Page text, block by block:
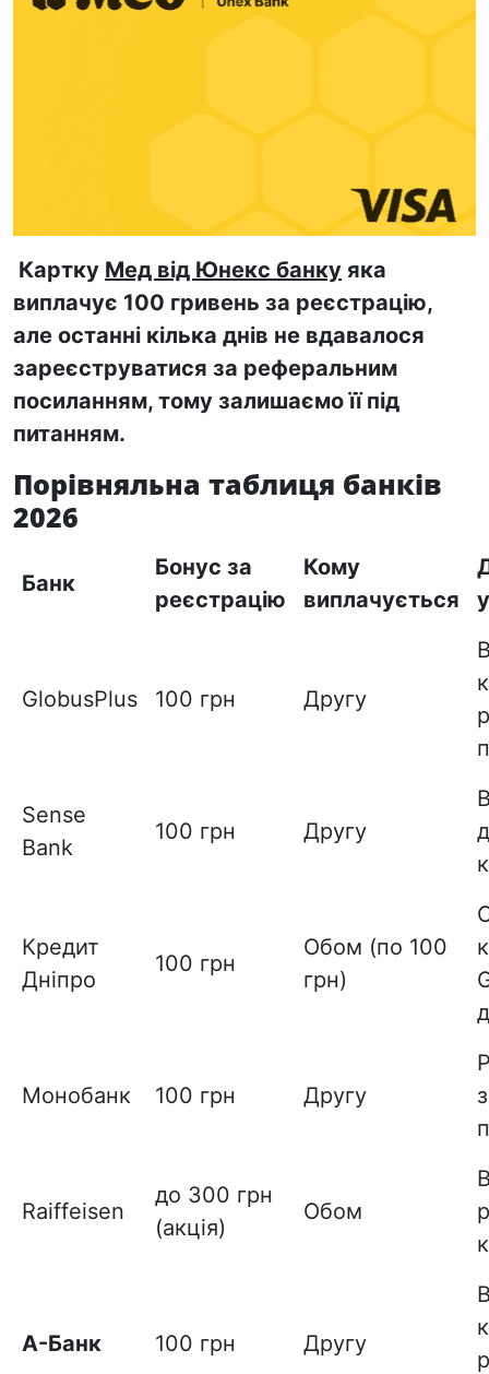
Картку Мед від Юнекс банку яка
виплачує 100 гривень за реєстрацію,
але останні кілька днів не вдавалося
зареєструватися за реферальним
посиланням, тому залишаємо її під
питанням.
Порівняльна таблиця банків
2026
Банк
Бонус за
реєстрацію
Кому
виплачується
GlobusPlus 100 грн Другу
Sense
Bank
100 грн Другу
Кредит
Дніпро
100 грн
Обом (по 100
грн)
Монобанк 100 грн Другу
Raiffeisen
до 300 грн
(акція)
Обом
А-Банк 100 грн Другу